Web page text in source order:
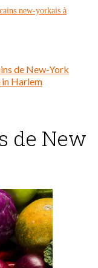
de New-York
Harlem
de New